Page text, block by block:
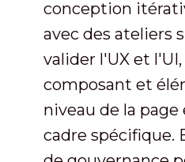
conception
avec des ateliers
valider l'UX et
composant et
niveau de la
cadre spécifique.